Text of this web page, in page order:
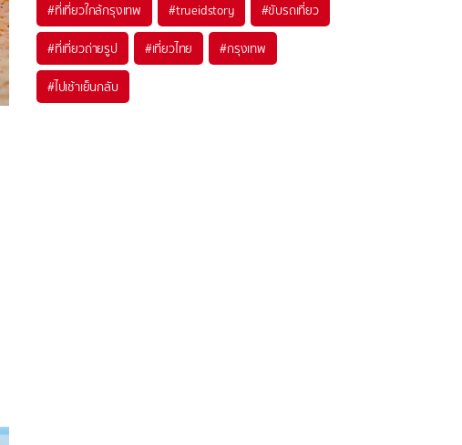
#ที่เที่ยวใกล้กรุงเทพ #trueidstory #ขับรถเที่ยว
#ที่เที่ยวถ่ายรูป #เที่ยวไทย #กรุงเทพ
#ไปเช้าเย็นกลับ